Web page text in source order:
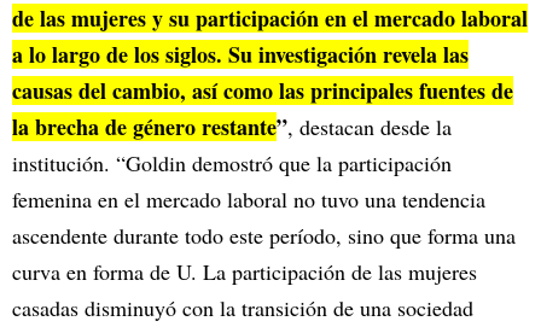
de las mujeres y su participación en el mercado laboral
a lo largo de los siglos. Su investigación revela las
causas del cambio, así como las principales fuentes de
la brecha de género restante”, destacan desde la
institución. “Goldin demostró que la participación
femenina en el mercado laboral no tuvo una tendencia
ascendente durante todo este período, sino que forma una
curva en forma de U. La participación de las mujeres
casadas disminuyó con la transición de una sociedad